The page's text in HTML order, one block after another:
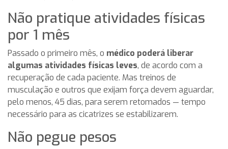
Não pratique atividades físicas
por 1 mês
Passado o primeiro mês, o médico poderá liberar
algumas atividades físicas leves, de acordo com a
recuperação de cada paciente. Mas treinos de
musculação e outros que exijam força devem aguardar,
pelo menos, 45 dias, para serem retomados — tempo
necessário para as cicatrizes se estabilizarem.
Não pegue pesos